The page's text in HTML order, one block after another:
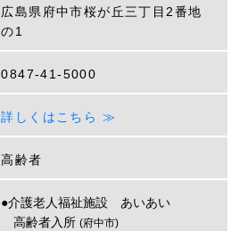
広島県府中市桜が丘三丁目2番地
の1
0847-41-5000
詳しくはこちら ≫
高齢者
●介護老人福祉施設 あいあい
高齢者入所(府中市)